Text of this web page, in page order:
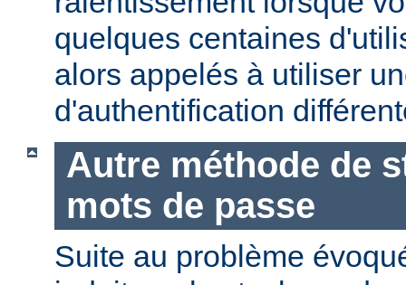
quelques centaines
alors appelés à utiliser
d'authentification
Autre méthode de
mots de passe
Suite au problème